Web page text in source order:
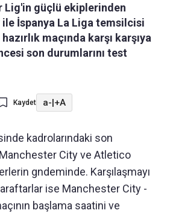
Lig'in güçlü ekiplerinden
İspanya La Liga temsilcisi
maçında karşı karşıya
son durumlarını test
Kaydet a-|+A
kadrolarındaki son
Manchester City ve Atletico
gndeminde. Karşılaşmayı
ise Manchester City -
başlama saatini ve